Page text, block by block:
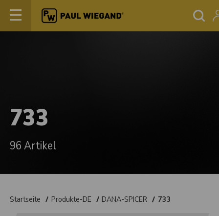
733
96 Artikel
Startseite Produkte-DE DANA-SPICER 733